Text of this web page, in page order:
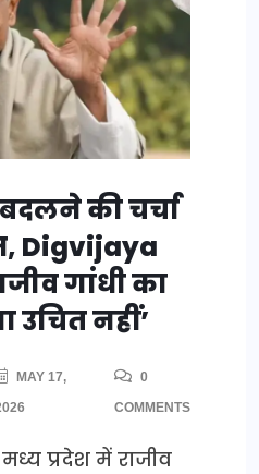
की चर्चा
Digvijaya
गांधी का
उचित नहीं’
MAY 17,
0
COMMENTS
प्रदेश में राजीव